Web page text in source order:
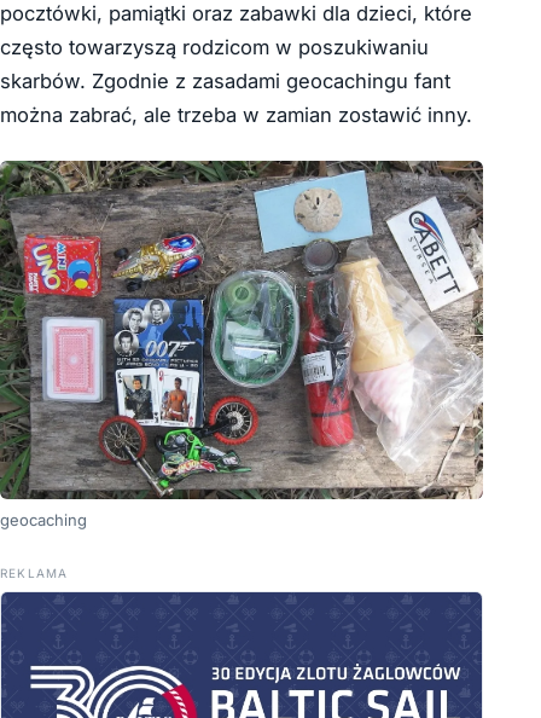
pocztówki, pamiątki oraz zabawki dla dzieci, które
często towarzyszą rodzicom w poszukiwaniu
skarbów. Zgodnie z zasadami geocachingu fant
można zabrać, ale trzeba w zamian zostawić inny.
geocaching
REKLAMA